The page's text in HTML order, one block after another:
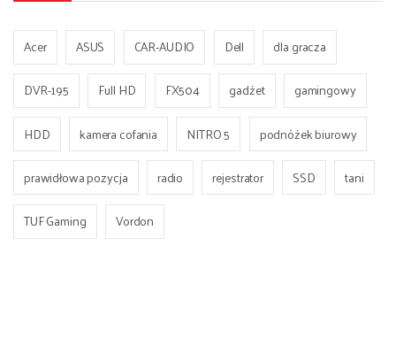
Acer ASUS CAR-AUDIO Dell
dla gracza
DVR-195
Full HD FX504 gadżet
gamingowy
HDD
kamera cofania NITRO 5
podnóżek biurowy
prawidłowa pozycja
radio rejestrator SSD
tani
TUF Gaming
Vordon